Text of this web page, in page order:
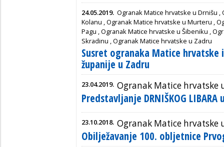
24.05.2019. Ogranak Matice hrvatske u Drnišu ,
Kolanu ,Ogranak Matice hrvatske u Murteru ,
Pagu ,Ogranak Matice hrvatske u Šibeniku ,
Skradinu ,Ogranak Matice hrvatske u Zadru
Susret ogranaka Matice hrvatske
županije u Zadru
23.04.2019. Ogranak Matice hrvatske
Predstavljanje DRNIŠKOG
23.10.2018. Ogranak Matice hrvatske
Obilježavanje 100. obljetnice